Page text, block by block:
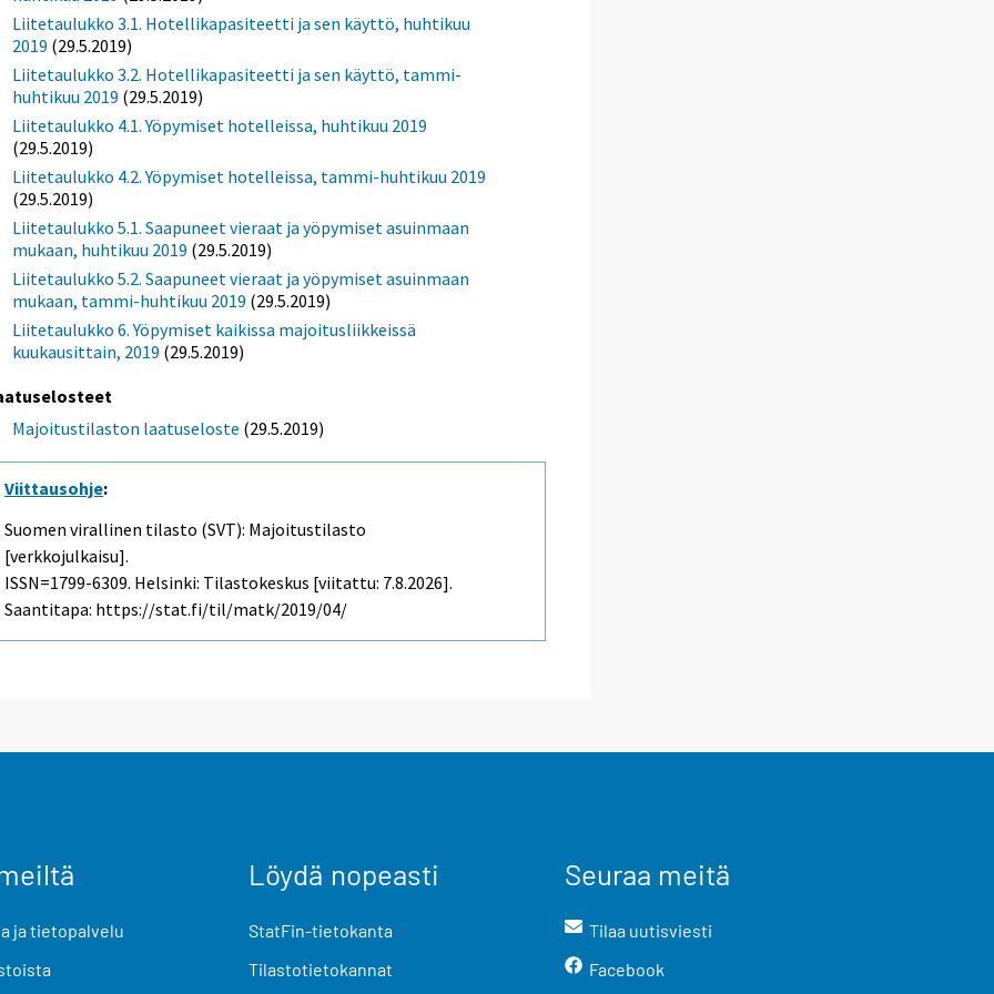
Liitetaulukko 3.1. Hotellikapasiteetti ja sen käyttö, huhtikuu
2019 (29.5.2019)
Liitetaulukko 3.2. Hotellikapasiteetti ja sen käyttö, tammi-
huhtikuu 2019 (29.5.2019)
Liitetaulukko 4.1. Yöpymiset hotelleissa, huhtikuu 2019
(29.5.2019)
Liitetaulukko 4.2. Yöpymiset hotelleissa, tammi-huhtikuu 2019
(29.5.2019)
Liitetaulukko 5.1. Saapuneet vieraat ja yöpymiset asuinmaan
mukaan, huhtikuu 2019 (29.5.2019)
Liitetaulukko 5.2. Saapuneet vieraat ja yöpymiset asuinmaan
mukaan, tammi-huhtikuu 2019 (29.5.2019)
Liitetaulukko 6. Yöpymiset kaikissa majoitusliikkeissä
kuukausittain, 2019 (29.5.2019)
Majoitustilaston laatuseloste (29.5.2019)
Viittausohje:
Suomen virallinen tilasto (SVT): Majoitustilasto
[verkkojulkaisu].
ISSN=1799-6309. Helsinki: Tilastokeskus [viitattu: 7.8.2026].
Saantitapa: https://stat.fi/til/matk/2019/04/
ja tietopalvelu
Löydä nopeasti
StatFin-tietokanta
Tilastotietokannat
Seuraa meitä
Tilaa uutisviesti
Facebook